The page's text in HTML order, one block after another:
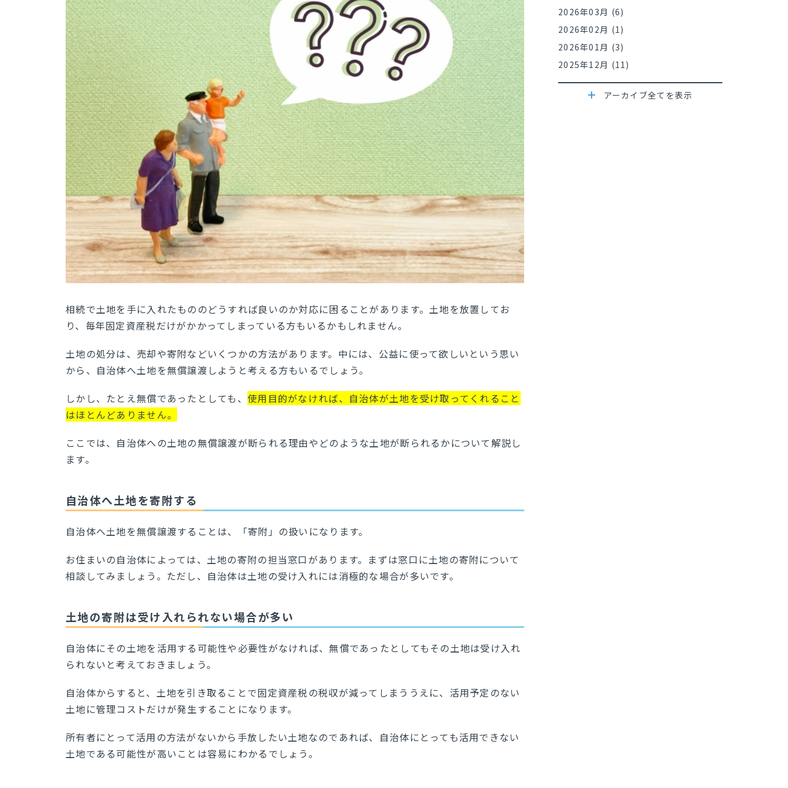
相続で土地を手に入れたもののどうすれば良いのか対応に困ることがあります。土地を放置してお
り、毎年固定資産税だけがかかってしまっている方もいるかもしれません。
土地の処分は、売却や寄附などいくつかの方法があります。中には、公益に使って欲しいという思い
から、自治体へ土地を無償譲渡しようと考える方もいるでしょう。
しかし、たとえ無償であったとしても、使用目的がなければ、自治体が土地を受け取ってくれること
はほとんどありません。
ここでは、自治体への土地の無償譲渡が断られる理由やどのような土地が断られるかについて解説し
ます。
自治体へ土地を寄附する
自治体へ土地を無償譲渡することは、「寄附」の扱いになります。
お住まいの自治体によっては、土地の寄附の担当窓口があります。まずは窓口に土地の寄附について
相談してみましょう。ただし、自治体は土地の受け入れには消極的な場合が多いです。
土地の寄附は受け入れられない場合が多い
自治体にその土地を活用する可能性や必要性がなければ、無償であったとしてもその土地は受け入れ
られないと考えておきましょう。
自治体からすると、土地を引き取ることで固定資産税の税収が減ってしまううえに、活用予定のない
土地に管理コストだけが発生することになります。
所有者にとって活用の方法がないから手放したい土地なのであれば、自治体にとっても活用できない
土地である可能性が高いことは容易にわかるでしょう。
2026年03月 (6)
2026年02月 (1)
2026年01月 (3)
2025年12月 (11)
アーカイブ全てを表示